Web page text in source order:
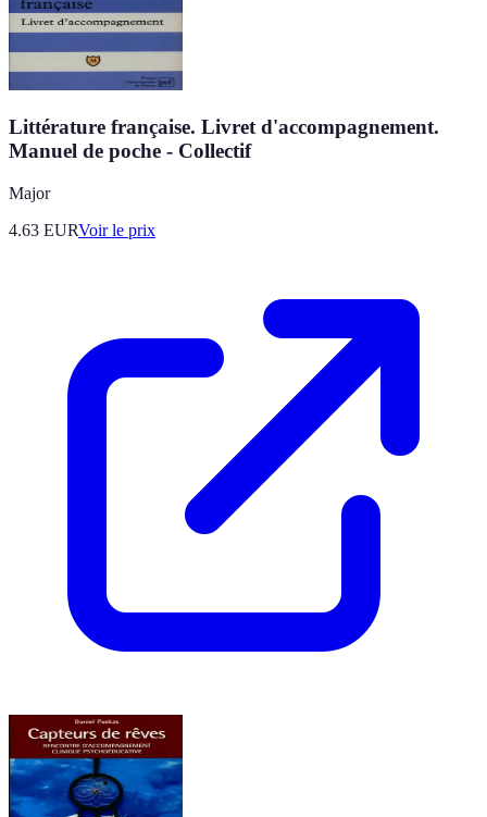
Littérature française. Livret d'accompagnement.
Manuel de poche - Collectif
Major
4.63 EURVoir le prix